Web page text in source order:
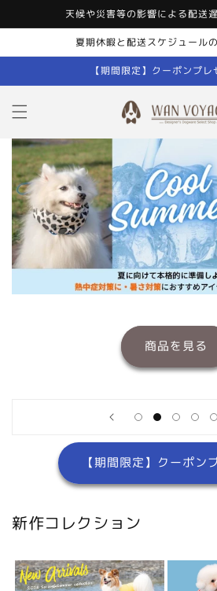
コンテン
ツに進む
天候や災害等の影響による配送
夏期休暇と配送スケジュール
【期間限定】クーポンプレ
商品を見る
【期間限定】クーポン
新作コレクション